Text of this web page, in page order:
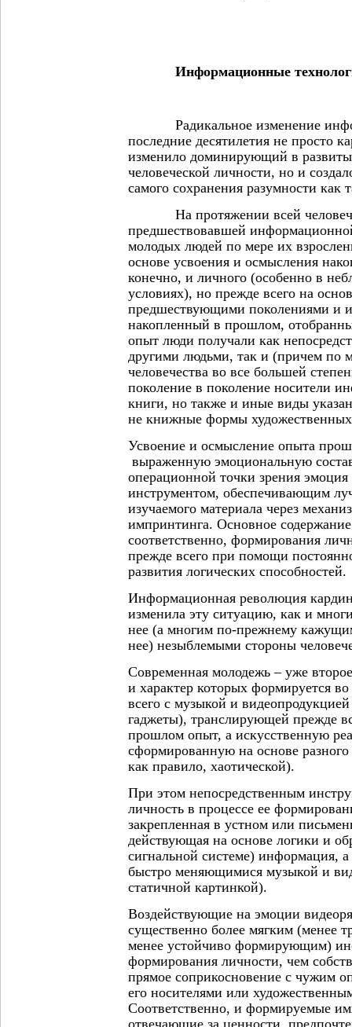
Информационные
Радикальное изменение
последние десятилетия не просто
изменило доминирующий в
человеческой личности, но и
самого сохранения разумности как
На протяжении всей
предшествовавшей
молодых людей по мере их
основе усвоения и осмысления
конечно, и личного (особенно в
условиях), но прежде всего на
предшествующими поколениями и
накопленный в прошлом,
опыт люди получали как
другими людьми, так и (причем по
человечества во все большей
поколение в поколение носители
книги, но также и иные виды
не книжные формы
Усвоение и осмысление опыта
выраженную эмоциональную
операционной точки зрения эмоция
инструментом, обеспечивающим
изучаемого материала через
импринтинга. Основное
соответственно, формирования
прежде всего при помощи
развития логических способностей.
Информационная революция
изменила эту ситуацию, как и
нее (а многим по-прежнему
нее) незыблемыми стороны
Современная молодежь – уже
и характер которых формируется
всего с музыкой и видеопродукцией
гаджеты), транслирующей прежде
прошлом опыт, а искусственную
сформированную на основе
как правило, хаотической).
При этом непосредственным
личность в процессе ее
закрепленная в устном или
действующая на основе логики и
сигнальной системе) информация,
быстро меняющимися музыкой и
статичной картинкой).
Воздействующие на эмоции
существенно более мягким (менее
менее устойчиво формирующим)
формирования личности, чем
прямое соприкосновение с чужим
его носителями или
Соответственно, и формируемые
отвечающие за ценности,